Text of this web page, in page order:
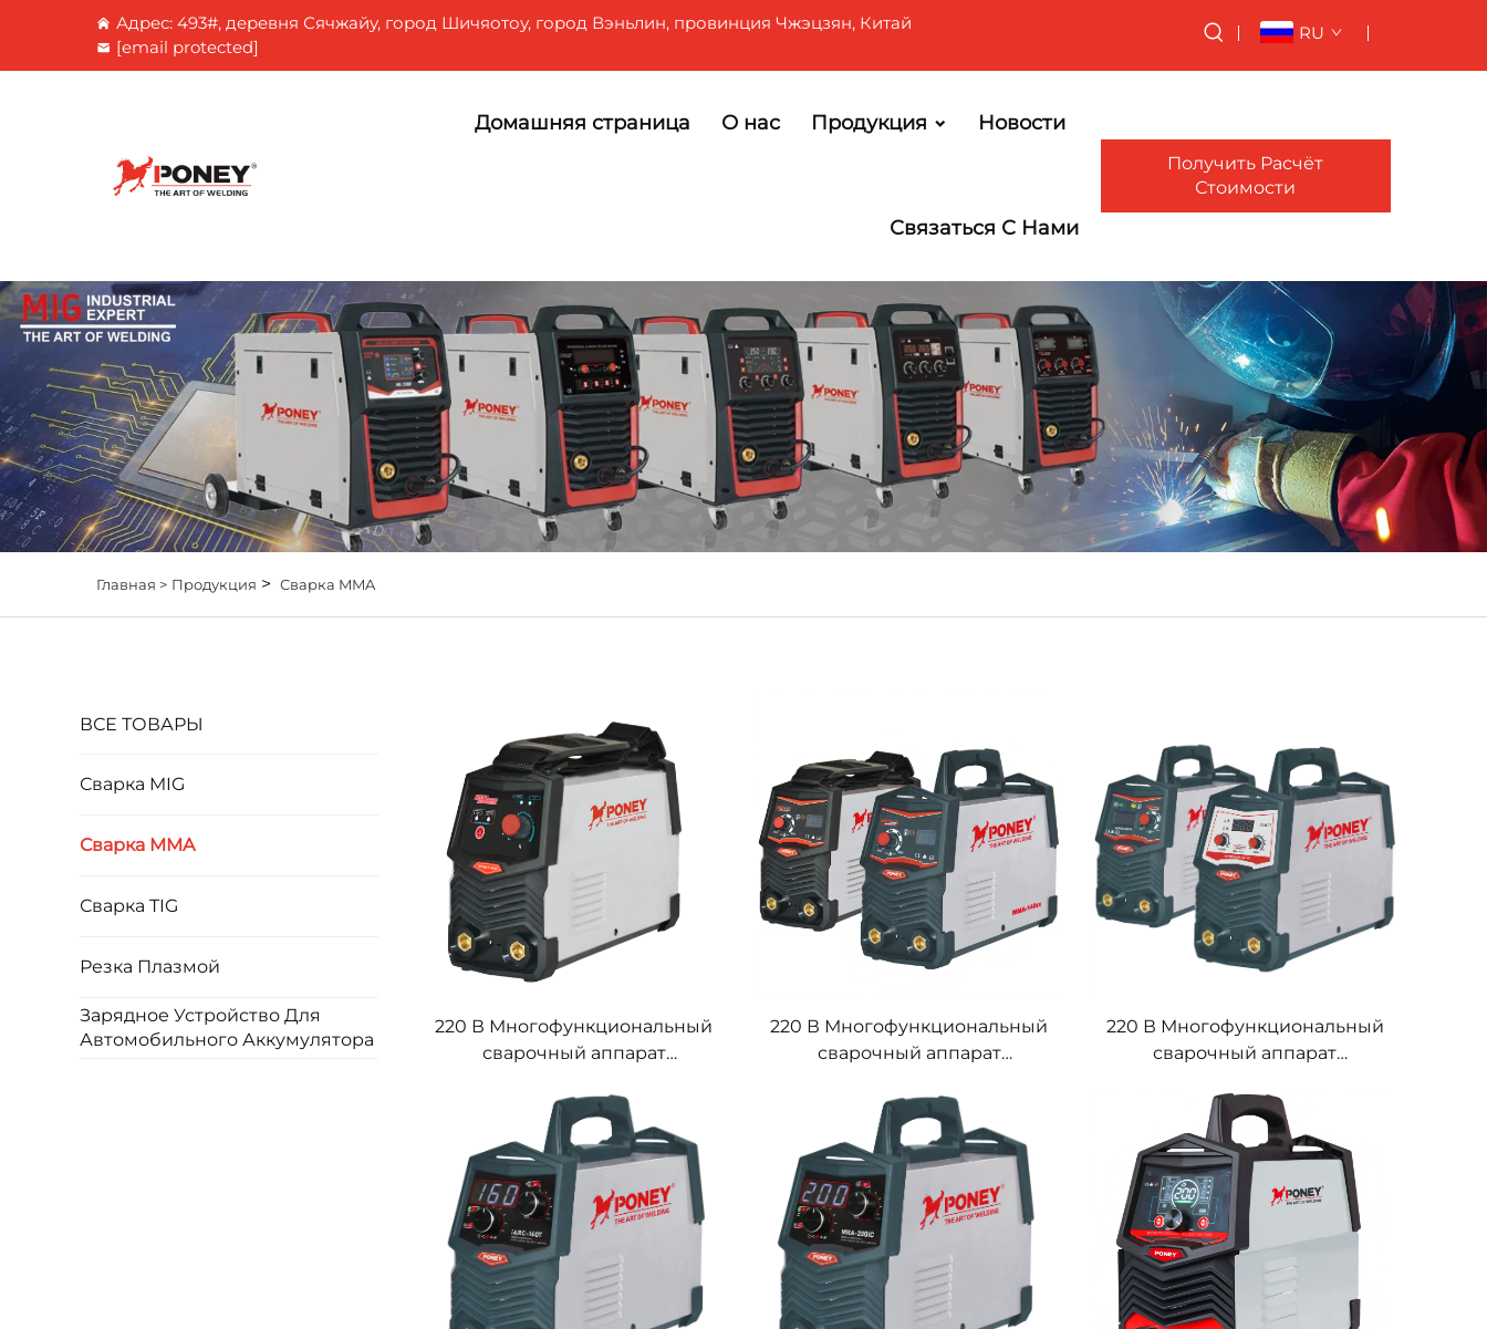
Адрес: 493#, деревня Сячжайу, город Шичяотоу, город Вэньлин, провинция Чжэцзян, Китай
[email protected]
RU
Домашняя страница О нас Продукция Новости
Связаться С Нами
Получить Расчёт
Стоимости
Главная > Продукция > Сварка MMA
ВСЕ ТОВАРЫ
Сварка MIG
Сварка MMA
Сварка TIG
Резка Плазмой
Зарядное Устройство Для
Автомобильного Аккумулятора
220 В Многофункциональный
сварочный аппарат
аппарат дуговой сварки
220 В Многофункциональный
сварочный аппарат
аппарат дуговой сварки
220 В Многофункциональный
сварочный аппарат
аппарат дуговой сварки